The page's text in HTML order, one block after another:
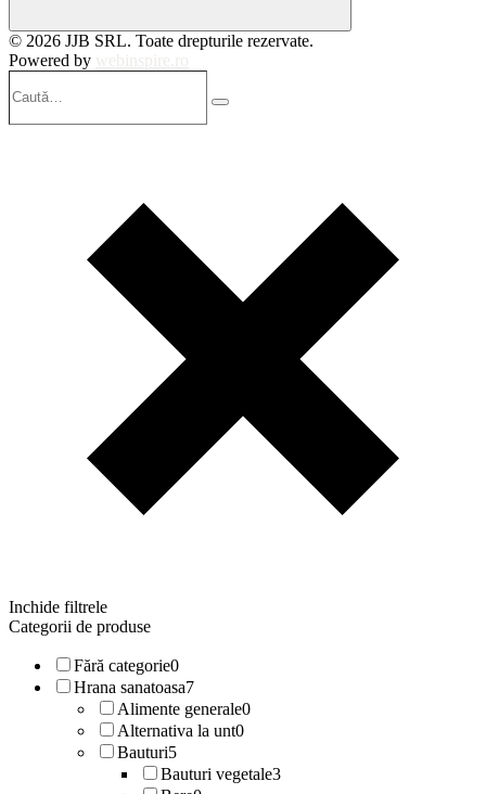
© 2026 JJB SRL. Toate drepturile rezervate.
Powered by
Search
Inchide filtrele
Categorii de produse
Fără categorie0
Hrana sanatoasa7
Alimente generale0
Alternativa la unt0
Bauturi5
Bauturi vegetale3